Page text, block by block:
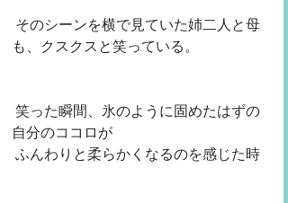
も、クスクスと笑っている。
自分のココロが
ふんわりと柔らかくなるのを感じた時